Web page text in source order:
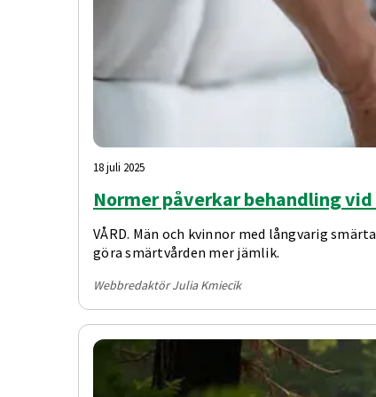
18 juli 2025
Normer påverkar behandling
VÅRD. Män och kvinnor med långvarig
göra smärtvården mer jämlik.
Webbredaktör Julia Kmiecik